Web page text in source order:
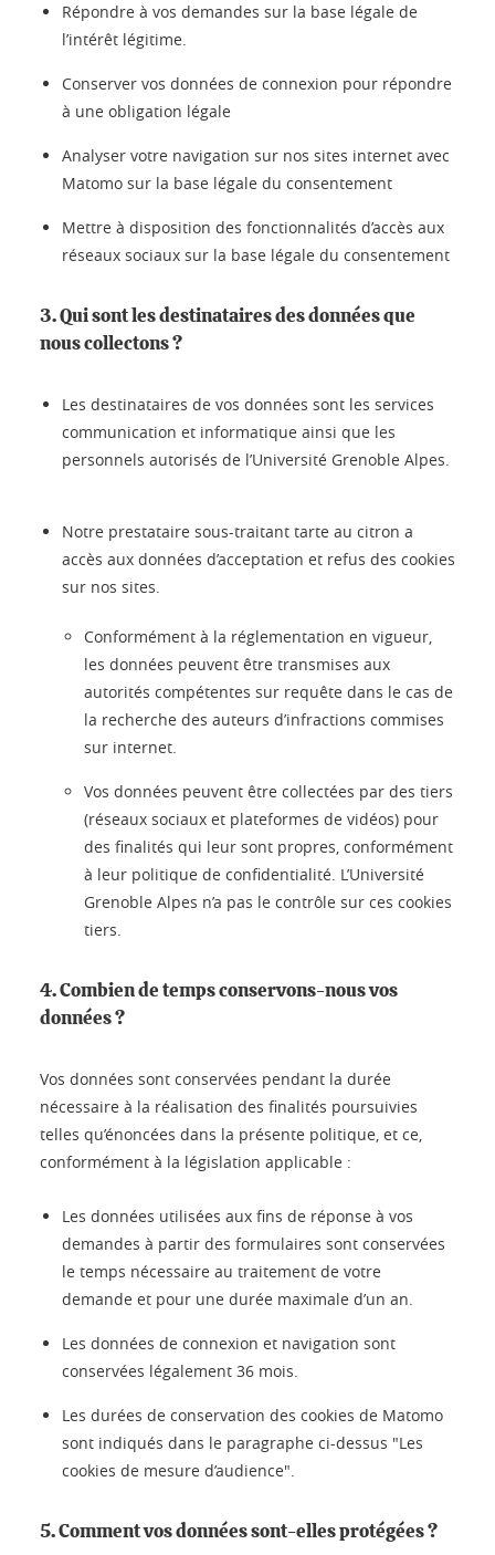
Répondre à vos demandes sur la base légale de
l’intérêt légitime.
Conserver vos données de connexion pour répondre
à une obligation légale
Analyser votre navigation sur nos sites internet avec
Matomo sur la base légale du consentement
Mettre à disposition des fonctionnalités d’accès aux
réseaux sociaux sur la base légale du consentement
3. Qui sont les destinataires des données que
nous collectons ?
Les destinataires de vos données sont les services
communication et informatique ainsi que les
personnels autorisés de l’Université Grenoble Alpes.
Notre prestataire sous-traitant tarte au citron a
accès aux données d’acceptation et refus des cookies
sur nos sites.
Conformément à la réglementation en vigueur,
les données peuvent être transmises aux
autorités compétentes sur requête dans le cas de
la recherche des auteurs d’infractions commises
sur internet.
Vos données peuvent être collectées par des tiers
(réseaux sociaux et plateformes de vidéos) pour
des finalités qui leur sont propres, conformément
à leur politique de confidentialité. L’Université
Grenoble Alpes n’a pas le contrôle sur ces cookies
tiers.
4. Combien de temps conservons-nous vos
données ?
Vos données sont conservées pendant la durée
nécessaire à la réalisation des finalités poursuivies
telles qu’énoncées dans la présente politique, et ce,
conformément à la législation applicable :
Les données utilisées aux fins de réponse à vos
demandes à partir des formulaires sont conservées
le temps nécessaire au traitement de votre
demande et pour une durée maximale d’un an.
Les données de connexion et navigation sont
conservées légalement 36 mois.
Les durées de conservation des cookies de Matomo
sont indiqués dans le paragraphe ci-dessus "Les
cookies de mesure d’audience".
5. Comment vos données sont-elles protégées ?